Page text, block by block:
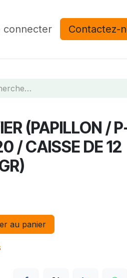
connecter Contactez-
(PAPILLON /
/ CAISSE DE 12
au panier